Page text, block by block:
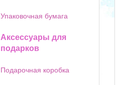
Упаковочная бумага
Аксессуары для
подарков
Подарочная коробка